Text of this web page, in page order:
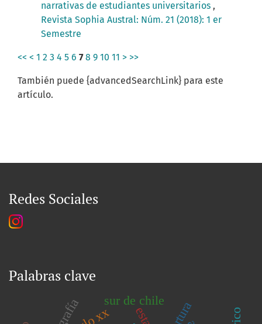
narrativas de estudiantes universitarios ,
Revista Sophia Austral: Núm. 21 (2018): 1 er
Semestre
<< < 1 2 3 4 5 6 7 8 9 10 11 > >>
También puede {advancedSearchLink} para este
artículo.
Redes Sociales
Palabras clave
sur de chile